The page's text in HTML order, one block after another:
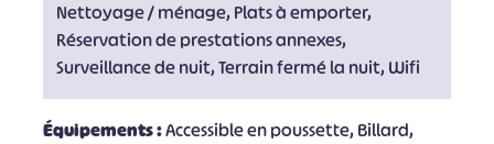
Nettoyage / ménage, Plats à emporter,
Réservation de prestations annexes,
Surveillance de nuit, Terrain fermé la nuit, Wifi
Équipements :Accessible en poussette, Billard,